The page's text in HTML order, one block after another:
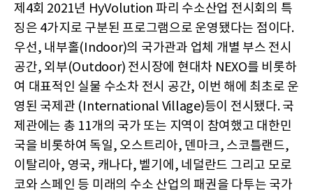
제4회 2021년 HyVolution 파리 수소산업 전시회의 특
징은 4가지로 구분된 프로그램으로 운영됐다는 점이다.
우선, 내부홀(Indoor)의 국가관과 업체 개별 부스 전시
공간, 외부(Outdoor) 전시장에 현대차 NEXO를 비롯하
여 대표적인 실물 수소차 전시 공간, 이번 해에 최초로 운
영된 국제관 (International Village)등이 전시됐다. 국
제관에는 총 11개의 국가 또는 지역이 참여했고 대한민
국을 비롯하여 독일, 오스트리아, 덴마크, 스코틀랜드,
이탈리아, 영국, 캐나다, 벨기에, 네덜란드 그리고 모로
코와 스페인 등 미래의 수소 산업의 패권을 다투는 국가